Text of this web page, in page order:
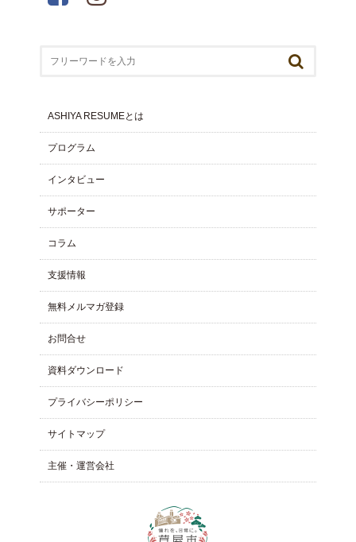
ASHIYA RESUMEとは
プログラム
インタビュー
サポーター
コラム
⽀援情報
無料メルマガ登録
お問合せ
資料ダウンロード
プライバシーポリシー
サイトマップ
主催・運営会社